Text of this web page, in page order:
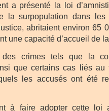
a présenté la loi
la surpopulation dans
abritaient environ 65
une capacité d’accueil de
crimes tels que la
que certains cas liés au
les accusés ont été
à faire adopter cette